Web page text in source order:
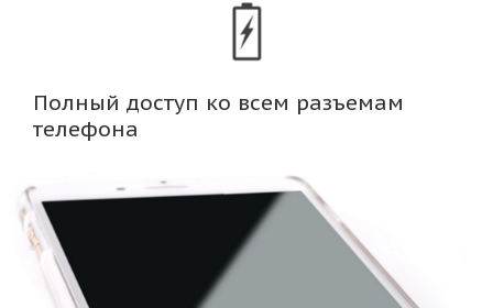
Полный доступ ко всем разъемам
телефона